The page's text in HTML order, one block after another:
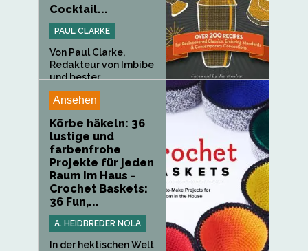
Cocktail...
PAUL CLARKE
Von Paul Clarke,
Redakteur von Imbibe
und bester...
Ansehen
Körbe häkeln: 36
lustige und
farbenfrohe
Projekte für jeden
Raum im Haus -
Crochet Baskets:
36 Fun,...
A. HEIDBREDER NOLA
In der hektischen Welt